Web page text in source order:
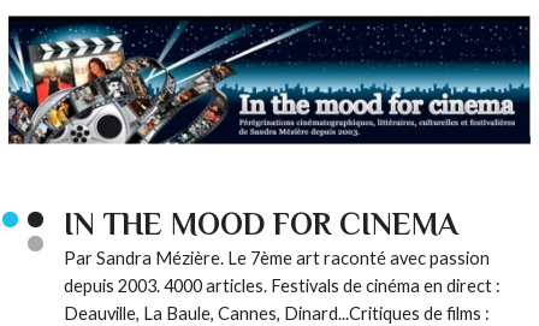
IN THE MOOD FOR CINEMA
Par Sandra Mézière. Le 7ème art raconté avec passion
depuis 2003. 4000 articles. Festivals de cinéma en direct :
Deauville, La Baule, Cannes, Dinard...Critiques de films :